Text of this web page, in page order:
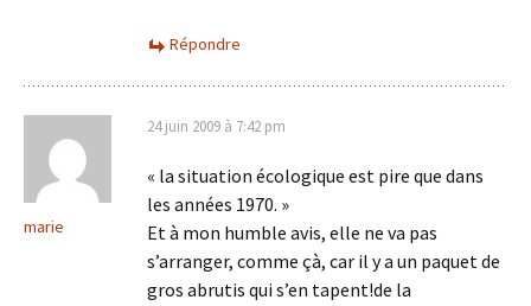
Répondre
marie
24 juin 2009 à 7:42 pm
« la situation écologique est pire que dans
les années 1970. »
Et à mon humble avis, elle ne va pas
s’arranger, comme çà, car il y a un paquet de
gros abrutis qui s’en tapent!de la